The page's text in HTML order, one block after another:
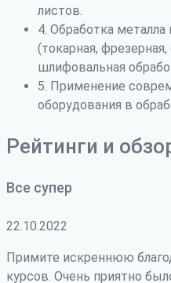
листов.
4. Обработка
(токарная,
шлифовальная
5. Применение
оборудования в
Рейтинги и
Все супер
22.10.2022
Примите искреннюю
курсов. Очень приятно